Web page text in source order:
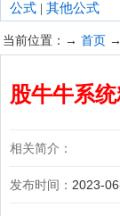
公式 | 其他公式
当前位置：→ 首页 →
股牛牛系
相关简介：
发布时间： 2023-